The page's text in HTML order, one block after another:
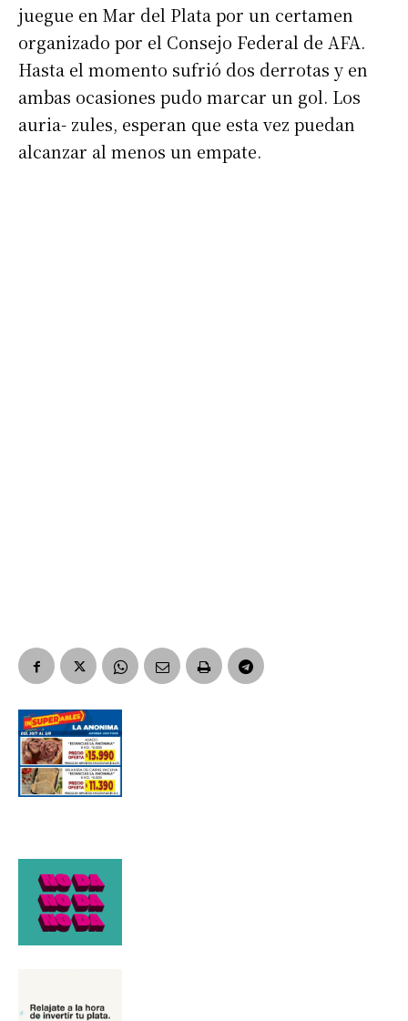
Dirección de correo electrónico*
Nombre
Apellidos
juegue en Mar del Plata por un certamen
organizado por el Consejo Federal de AFA.
Hasta el momento sufrió dos derrotas y en
ambas ocasiones pudo marcar un gol. Los
auria- zules, esperan que esta vez puedan
alcanzar al menos un empate.